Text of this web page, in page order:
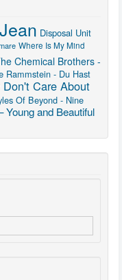
Disposal Unit
Where Is My Mind
Chemical Brothers -
Rammstein - Du Hast
Don't Care About
Of Beyond - Nine
Young and Beautiful